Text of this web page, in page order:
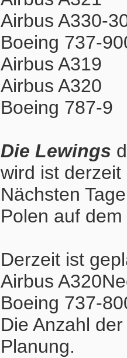
Airbus A330-
Boeing 737-
Airbus A319
Airbus A320
Boeing 787-9
Die Lewings
wird ist
Nächsten
Polen auf
Derzeit ist
Airbus
Boeing 737-
Die Anzahl
Planung.